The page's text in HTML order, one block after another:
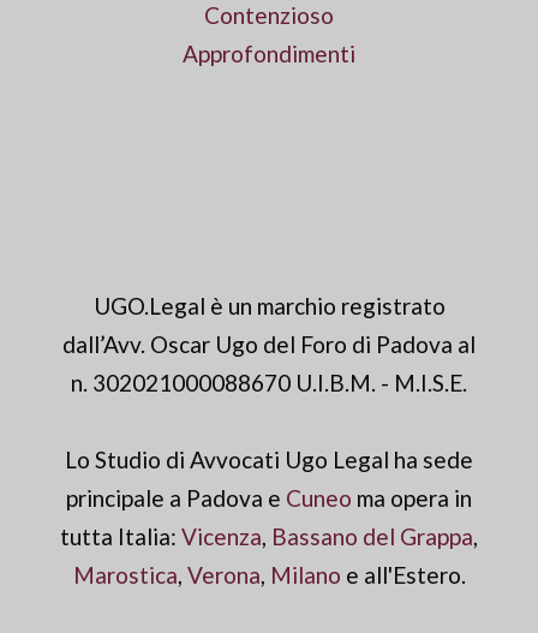
Contenzioso
Approfondimenti
UGO.Legal è un marchio registrato
dall’Avv. Oscar Ugo del Foro di Padova al
n. 302021000088670 U.I.B.M. - M.I.S.E.
Lo Studio di Avvocati Ugo Legal ha sede
principale a Padova e Cuneo ma opera in
tutta Italia: Vicenza, Bassano del Grappa,
Marostica, Verona, Milano e all'Estero.